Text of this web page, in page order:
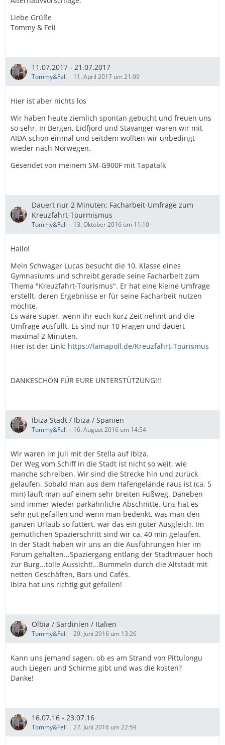
Liebe Grüße
Tommy & Feli
11.07.2017 - 21.07.2017
Tommy&Feli 11. April 2017 um 21:09
Hier ist aber nichts los
Wir haben heute ziemlich spontan gebucht und freuen uns
so sehr. In Bergen, Eidfjord und Stavanger waren wir mit
AIDA schon einmal und seitdem wollten wir unbedingt
wieder nach Norwegen.
Gesendet von meinem SM-G900F mit Tapatalk
Dauert nur 2 Minuten: Facharbeit-Umfrage zum
Kreuzfahrt-Tourmismus
Tommy&Feli 13. Oktober 2016 um 11:10
Hallo!
Mein Schwager Lucas besucht die 10. Klasse eines
Gymnasiums und schreibt gerade seine Facharbeit zum
Thema "Kreuzfahrt-Tourismus". Er hat eine kleine Umfrage
erstellt, deren Ergebnisse er für seine Facharbeit nutzen
möchte.
Es wäre super, wenn ihr euch kurz Zeit nehmt und die
Umfrage ausfüllt. Es sind nur 10 Fragen und dauert
maximal 2 Minuten.
Hier ist der Link: https://lamapoll.de/Kreuzfahrt-Tourismus
DANKESCHÖN FÜR EURE UNTERSTÜTZUNG!!!
Ibiza Stadt / Ibiza / Spanien
Tommy&Feli 16. August 2016 um 14:54
Wir waren im Juli mit der Stella auf Ibiza.
Der Weg vom Schiff in die Stadt ist nicht so weit, wie
manche schreiben. Wir sind die Strecke hin und zurück
gelaufen. Sobald man aus dem Hafengelände raus ist (ca. 5
min) läuft man auf einem sehr breiten Fußweg. Daneben
sind immer wieder parkähnliche Abschnitte. Uns hat es
sehr gut gefallen und wenn man bedenkt, was man den
ganzen Urlaub so futtert, war das ein guter Ausgleich. Im
gemütlichen Spazierschritt sind wir ca. 40 min gelaufen.
In der Stadt haben wir uns an die Ausführungen hier im
Forum gehalten...Spaziergang entlang der Stadtmauer hoch
zur Burg...tolle Aussicht!...Bummeln durch die Altstadt mit
netten Geschäften, Bars und Cafés.
Ibiza hat uns richtig gut gefallen!
Olbia / Sardinien / Italien
Tommy&Feli 29. Juni 2016 um 13:26
Kann uns jemand sagen, ob es am Strand von Pittulongu
auch Liegen und Schirme gibt und was die kosten?
Danke!
16.07.16 - 23.07.16
Tommy&Feli 27. Juni 2016 um 22:59